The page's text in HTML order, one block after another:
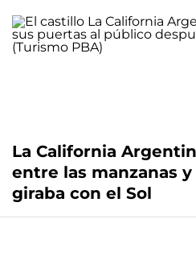
La California
entre las manzanas
giraba con el Sol